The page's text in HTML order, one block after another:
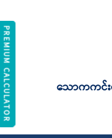
သောကကင်း